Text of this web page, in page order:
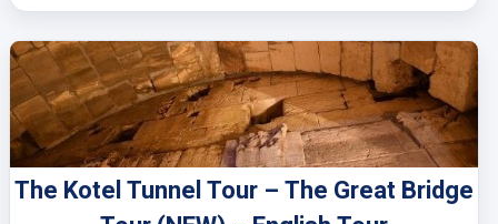
The Kotel Tunnel Tour – The Great Bridge